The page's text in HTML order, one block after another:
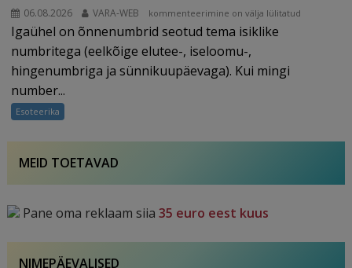
06.08.2026 VARA-WEB
Mida
tähendavad
erilised
numbrikombinatsioonid
igapäevaelus?
kommenteerimine on välja lülitatud
Igaühel on õnnenumbrid seotud tema isiklike
numbritega (eelkõige elutee-, iseloomu-,
hingenumbriga ja sünnikuupäevaga). Kui mingi
number...
Esoteerika
MEID TOETAVAD
Pane oma reklaam siia35 euro eest kuus
NIMEPÄEVALISED